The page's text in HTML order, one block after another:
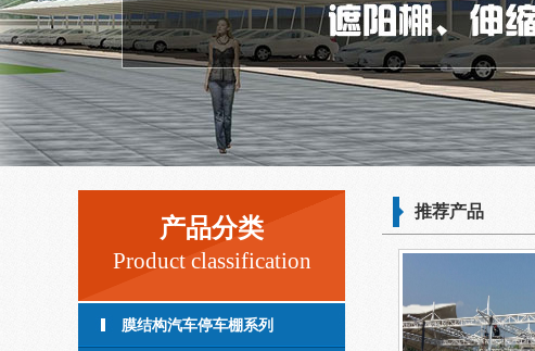
产品分类
Product classification
膜结构汽车停车棚系列
推荐产品